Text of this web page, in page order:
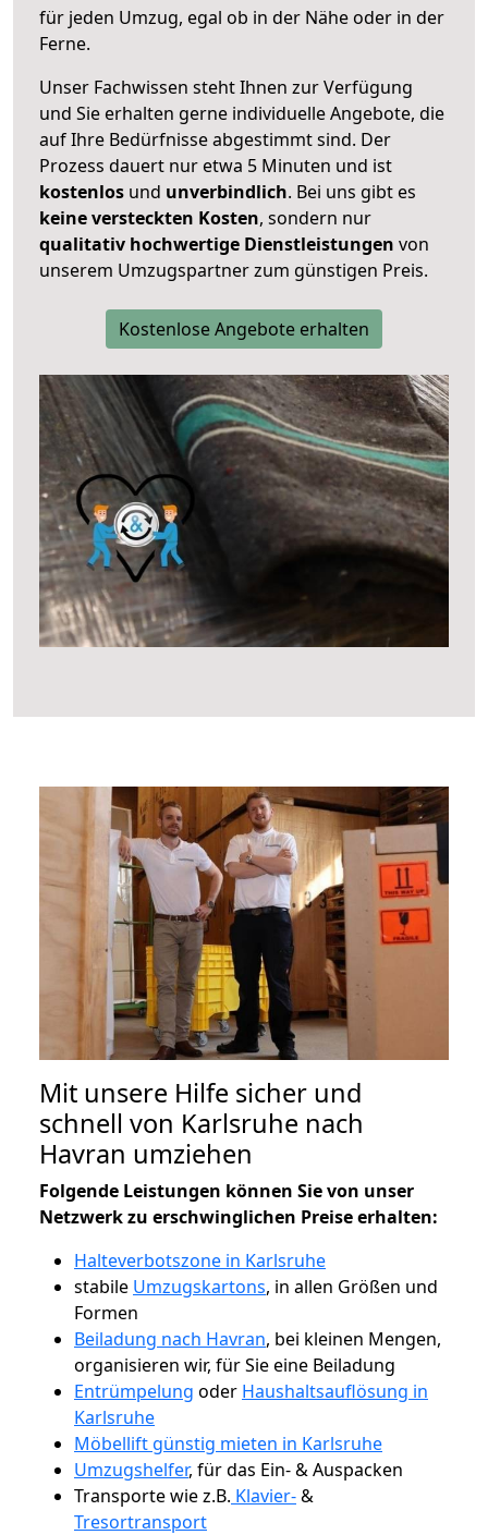
für jeden Umzug, egal ob in der Nähe oder in der
Ferne.
Unser Fachwissen steht Ihnen zur Verfügung
und Sie erhalten gerne individuelle Angebote, die
auf Ihre Bedürfnisse abgestimmt sind. Der
Prozess dauert nur etwa 5 Minuten und ist
kostenlos und unverbindlich. Bei uns gibt es
keine versteckten Kosten, sondern nur
qualitativ hochwertige Dienstleistungen von
unserem Umzugspartner zum günstigen Preis.
Kostenlose Angebote erhalten
Mit unsere Hilfe sicher und
schnell von Karlsruhe nach
Havran umziehen
Folgende Leistungen können Sie von unser
Netzwerk zu erschwinglichen Preise erhalten:
Halteverbotszone in Karlsruhe
stabile Umzugskartons, in allen Größen und
Formen
Beiladung nach Havran, bei kleinen Mengen,
organisieren wir, für Sie eine Beiladung
Entrümpelung oder Haushaltsauflösung in
Karlsruhe
Möbellift günstig mieten in Karlsruhe
Umzugshelfer, für das Ein- & Auspacken
Transporte wie z.B. Klavier-&
Tresortransport